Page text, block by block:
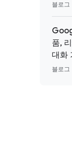
블로그
품,
대화
블로그